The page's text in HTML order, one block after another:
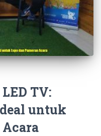
TV:
untuk